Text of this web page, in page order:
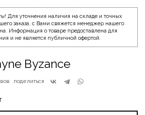
Для уточнения наличия на складе и точных
заказа, с Вами свяжется менеджер нашего
Информация о товаре предоставлена для
и не является публичной офертой.
Byzance
поделиться